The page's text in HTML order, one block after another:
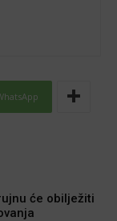
će obilježiti